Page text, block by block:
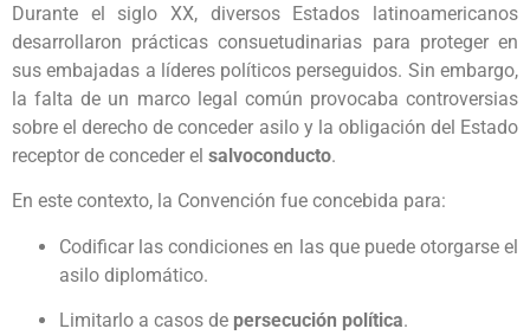
Durante el siglo XX, diversos Estados latinoamericanos
desarrollaron prácticas consuetudinarias para proteger en
sus embajadas a líderes políticos perseguidos. Sin embargo,
la falta de un marco legal común provocaba controversias
sobre el derecho de conceder asilo y la obligación del Estado
receptor de conceder el salvoconducto.
En este contexto, la Convención fue concebida para:
Codificar las condiciones en las que puede otorgarse el
asilo diplomático.
Limitarlo a casos de persecución política.